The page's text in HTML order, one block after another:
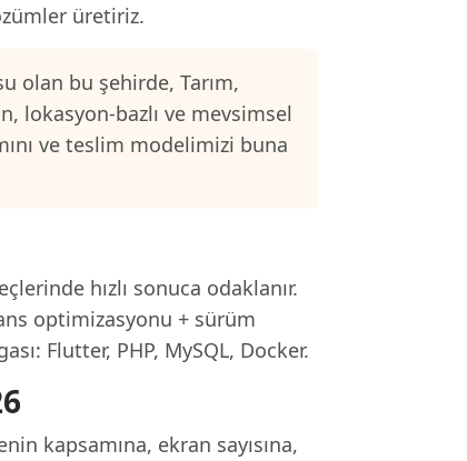
üretiriz.
olan bu şehirde, Tarım,
lokasyon-bazlı ve mevsimsel
ve teslim modelimizi buna
hızlı sonuca odaklanır.
optimizasyonu + sürüm
Flutter, PHP, MySQL, Docker.
kapsamına, ekran sayısına,